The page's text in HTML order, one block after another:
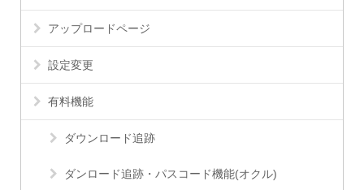
アップロードページ
設定変更
有料機能
ダウンロード追跡
ダンロード追跡・パスコード機能(オクル)